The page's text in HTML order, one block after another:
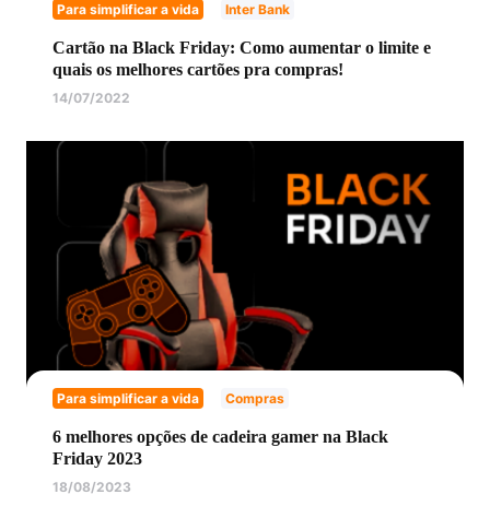
Para simplificar a vida Inter Bank
Cartão na Black Friday: Como aumentar o limite e
quais os melhores cartões pra compras!
14/07/2022
Para simplificar a vida Compras
6 melhores opções de cadeira gamer na Black
Friday 2023
18/08/2023